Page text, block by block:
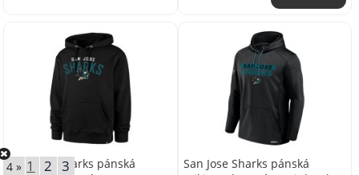
San Jose Sharks pánská
San Jose Sharks pánská
4 » 1 2 3